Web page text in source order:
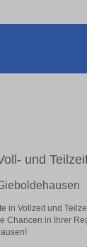
und
Vollzeit und
Chancen in Ihrer